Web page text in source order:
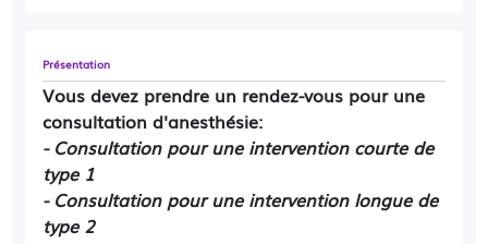
Présentation
Vous devez prendre un rendez-vous pour une
consultation d'anesthésie:
- Consultation pour une intervention courte de
type 1
- Consultation pour une intervention longue de
type 2